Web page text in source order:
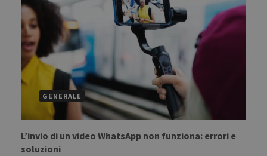
GENERALE
L’invio di un video WhatsApp non funziona: errori e
soluzioni